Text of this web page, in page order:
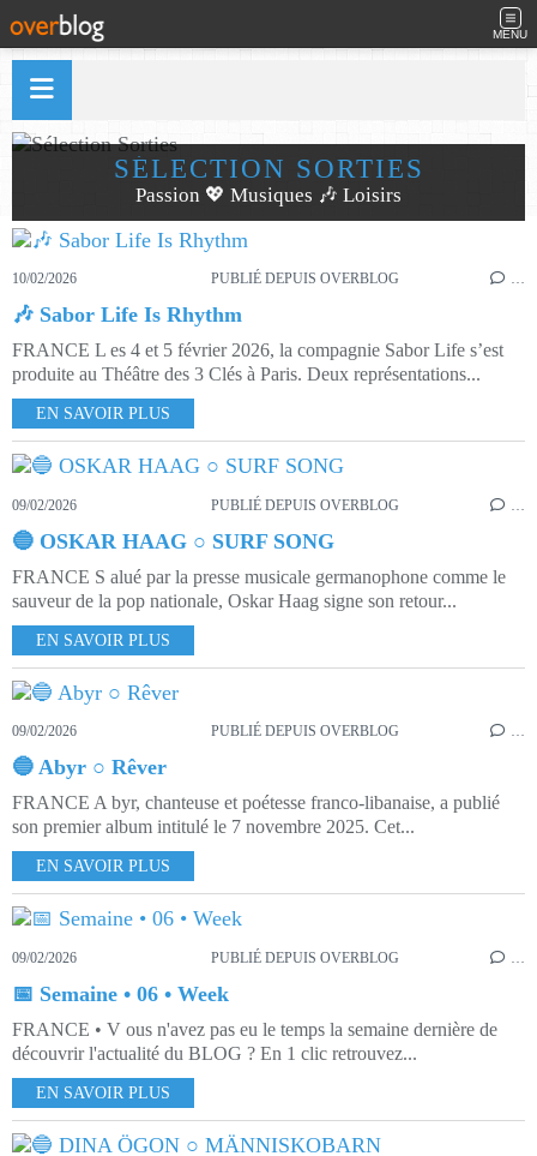
MENU
SÉLECTION SORTIES
Passion 💖 Musiques 🎶 Loisirs
10/02/2026 PUBLIÉ DEPUIS OVERBLOG …
🎶 Sabor Life Is Rhythm
FRANCE L es 4 et 5 février 2026, la compagnie Sabor Life s’est
produite au Théâtre des 3 Clés à Paris. Deux représentations...
EN SAVOIR PLUS
09/02/2026 PUBLIÉ DEPUIS OVERBLOG
🔵 OSKAR HAAG ○ SURF SONG
FRANCE S alué par la presse musicale germanophone comme le
sauveur de la pop nationale, Oskar Haag signe son retour...
EN SAVOIR PLUS
09/02/2026 PUBLIÉ DEPUIS OVERBLOG …
🔵 Abyr ○ Rêver
FRANCE A byr, chanteuse et poétesse franco-libanaise, a publié
son premier album intitulé le 7 novembre 2025. Cet...
EN SAVOIR PLUS
09/02/2026 PUBLIÉ DEPUIS OVERBLOG
📅 Semaine • 06 • Week
FRANCE • V ous n'avez pas eu le temps la semaine dernière de
découvrir l'actualité du BLOG ? En 1 clic retrouvez...
EN SAVOIR PLUS